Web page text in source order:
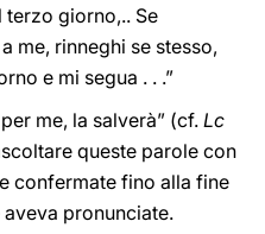
terzo giorno,.. Se
me, rinneghi se stesso,
e mi segua . . .”
me, la salverà” (cf. Lc
queste parole con
confermate fino alla fine
pronunciate.